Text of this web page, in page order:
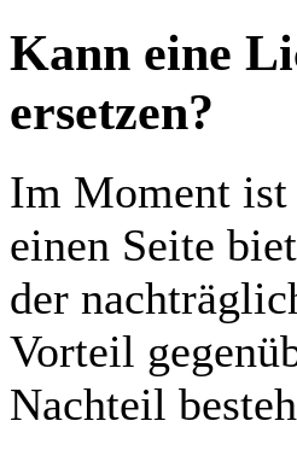
Kann eine
ersetzen?
Im Moment ist
einen Seite
der
Vorteil
Nachteil